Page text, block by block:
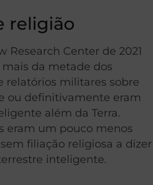
religião
Research Center de 2021
da metade dos
relatórios militares sobre
ou definitivamente eram
além da Terra.
eram um pouco menos
filiação religiosa a dizer
inteligente.